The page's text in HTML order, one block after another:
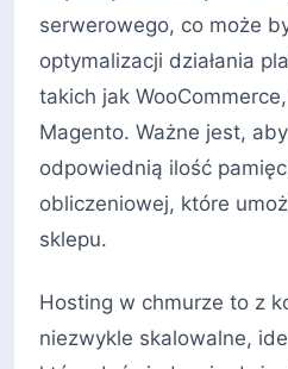
serwerowego, co może
optymalizacji działania
takich jak
Magento. Ważne jest,
odpowiednią ilość
obliczeniowej, które
sklepu.
Hosting w chmurze to z
niezwykle skalowalne,